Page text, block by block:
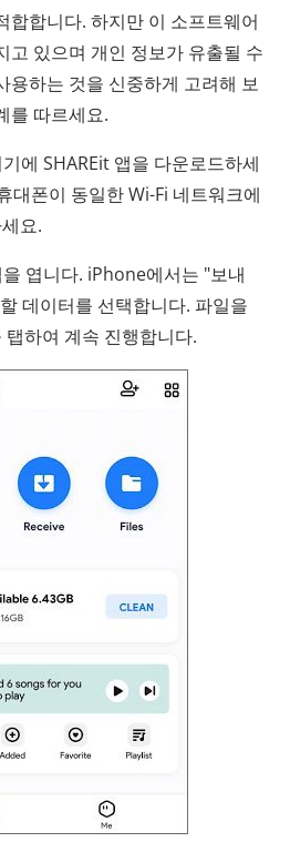
합합니다. 하지만 이 소프트웨어
고 있으며 개인 정보가 유출될 수
용하는 것을 신중하게 고려해 보
를 따르세요.
에 SHAREit 앱을 다운로드하세
폰이 동일한 Wi-Fi 네트워크에
요.
엽니다. iPhone에서는 "보내
데이터를 선택합니다. 파일을
하여 계속 진행합니다.